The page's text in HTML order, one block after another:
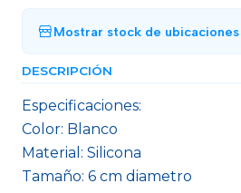
Mostrar stock de ubicaciones
DESCRIPCIÓN
Especificaciones:
Color: Blanco
Material: Silicona
Tamaño: 6 cm diametro